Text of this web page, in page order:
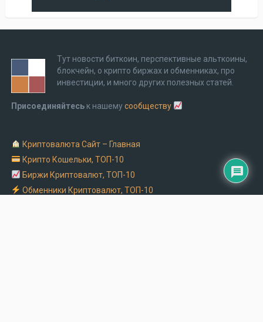
Тут новости биткоин, перспективные альткоины,
блокчейн, о крипто биржах и обменниках, про
инвестиции, и много других полезных статей.
Присоединяйтесь к нашемусообществу
Криптовалюта Cайт – Главная
Крипто Кошельки, ТОП-10
Биржи Криптовалют, ТОП-10
Обменники Криптовалют, ТОП-10